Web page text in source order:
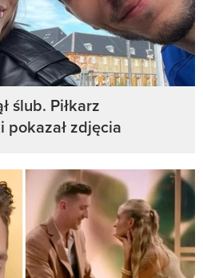
ślub. Piłkarz
pokazał zdjęcia